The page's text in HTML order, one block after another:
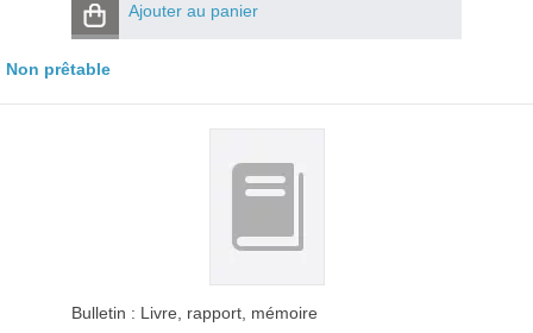
Ajouter au panier
Non prêtable
Bulletin : Livre, rapport, mémoire